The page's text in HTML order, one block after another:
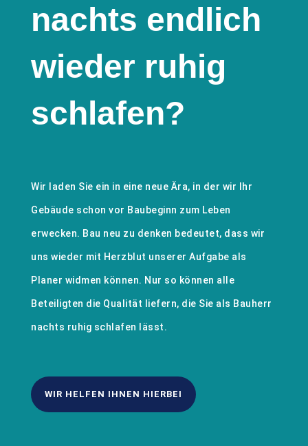
nachts endlich
wieder ruhig
schlafen?
Wir laden Sie ein in eine neue Ära, in der wir Ihr
Gebäude schon vor Baubeginn zum Leben
erwecken. Bau neu zu denken bedeutet, dass wir
uns wieder mit Herzblut unserer Aufgabe als
Planer widmen können. Nur so können alle
Beteiligten die Qualität liefern, die Sie als Bauherr
nachts ruhig schlafen lässt.
WIR HELFEN IHNEN HIERBEI